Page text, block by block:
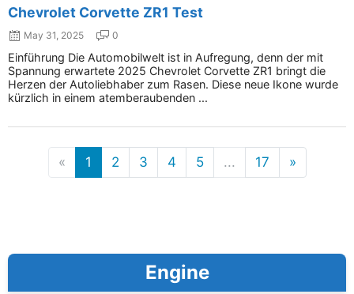
Chevrolet Corvette ZR1 Test
May 31, 2025 0
Einführung Die Automobilwelt ist in Aufregung, denn der mit
Spannung erwartete 2025 Chevrolet Corvette ZR1 bringt die
Herzen der Autoliebhaber zum Rasen. Diese neue Ikone wurde
kürzlich in einem atemberaubenden ...
« 1 2 3 4 5 ... 17 »
Engine